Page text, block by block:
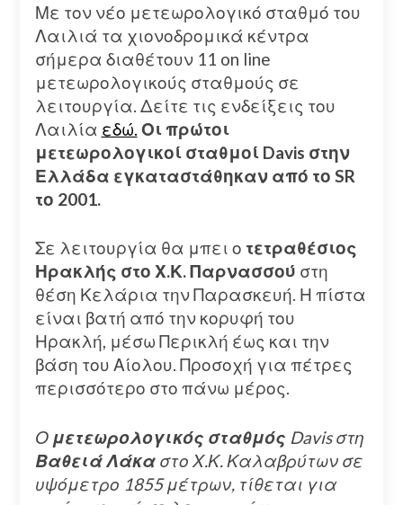
Με τον νέο μετεωρολογικό σταθμό του
Λαιλιά τα χιονοδρομικά κέντρα
σήμερα διαθέτουν 11 on line
μετεωρολογικούς σταθμούς σε
λειτουργία. Δείτε τις ενδείξεις του
Λαιλία εδώ. Οι πρώτοι
μετεωρολογικοί σταθμοί Davis στην
Ελλάδα εγκαταστάθηκαν από το SR
το 2001.
Σε λειτουργία θα μπει ο τετραθέσιος
Ηρακλής στο Χ.Κ. Παρνασσού στη
θέση Κελάρια την Παρασκευή. Η πίστα
είναι βατή από την κορυφή του
Ηρακλή, μέσω Περικλή έως και την
βάση του Αίολου. Προσοχή για πέτρες
περισσότερο στο πάνω μέρος.
Ο μετεωρολογικός σταθμός Davis στη
Βαθειά Λάκαστο Χ.Κ. Καλαβρύτων σε
υψόμετρο 1855 μέτρων, τίθεται για